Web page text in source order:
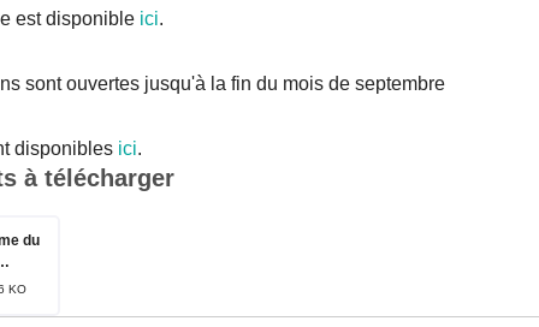
est disponible ici.
sont ouvertes jusqu'à la fin du mois de septembre
disponibles ici.
à télécharger
du
KO